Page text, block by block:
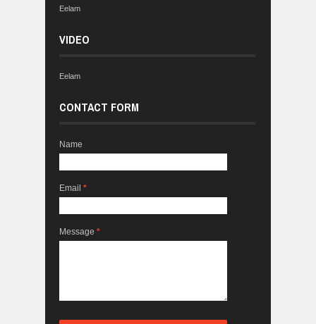
Eelam
VIDEO
Eelam
CONTACT FORM
Name
Email *
Message *